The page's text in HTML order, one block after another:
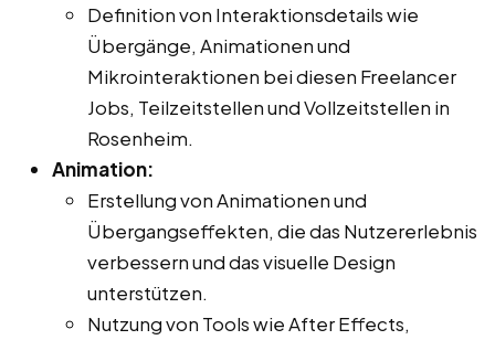
Definition von Interaktionsdetails wie
Übergänge, Animationen und
Mikrointeraktionen bei diesen Freelancer
Jobs, Teilzeitstellen und Vollzeitstellen in
Rosenheim.
Animation:
Erstellung von Animationen und
Übergangseffekten, die das Nutzererlebnis
verbessern und das visuelle Design
unterstützen.
Nutzung von Tools wie After Effects,